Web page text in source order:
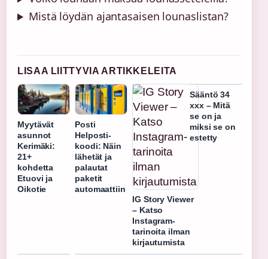
Mistä löydän ajantasaisen lounaslistan?
LISAA LIITTYVIA ARTIKKELEITA
Myytävät
asunnot
Kerimäki:
21+
kohdetta
Etuovi ja
Oikotie
Posti
Helposti-
koodi: Näin
lähetät ja
palautat
paketit
automaattiin
IG Story Viewer
– Katso
Instagram-
tarinoita ilman
kirjautumista
Sääntö 34
xxx – Mitä
se on ja
miksi se on
estetty